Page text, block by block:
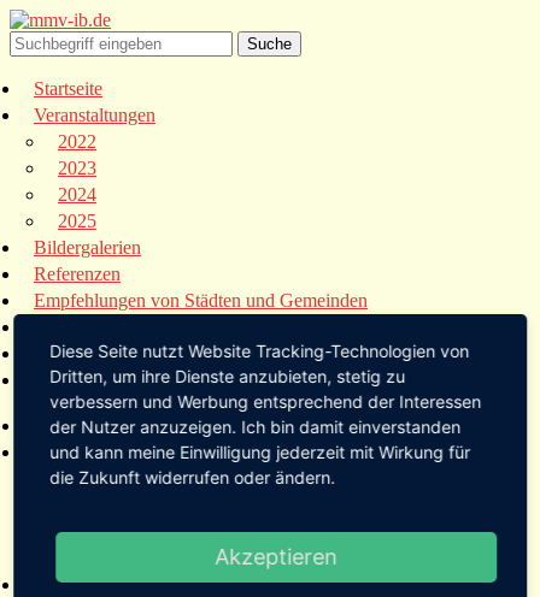
Startseite
Veranstaltungen
2022
2023
2024
2025
Bildergalerien
Referenzen
Empfehlungen von Städten und Gemeinden
Links
Kontakt
Startseite
Veranstaltungen
2022
2024
Bildergalerien
Diese Seite nutzt Website Tracking-Technologien von
Dritten, um ihre Dienste anzubieten, stetig zu
verbessern und Werbung entsprechend der Interessen
der Nutzer anzuzeigen. Ich bin damit einverstanden
und kann meine Einwilligung jederzeit mit Wirkung für
die Zukunft widerrufen oder ändern.
Akzeptieren